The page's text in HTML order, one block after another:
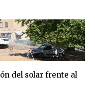
del solar frente al